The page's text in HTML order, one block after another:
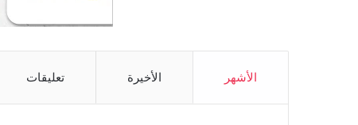
الأشهر الأخيرة تعليقات